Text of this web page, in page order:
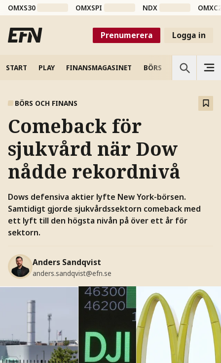
OMXS30 OMXSPI NDX
Prenumerera Logga in
START PLAY FINANSMAGASINET BÖRS VETENSKAP
BÖRS OCH FINANS
Comeback för
sjukvård när Dow
nådde rekordnivå
Dows defensiva aktier lyfte New York-börsen.
Samtidigt gjorde sjukvårdssektorn comeback med
ett lyft till den högsta nivån på över ett år för
sektorn.
Anders Sandqvist
anders.sandqvist@efn.se